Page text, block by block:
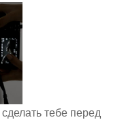
тебе перед